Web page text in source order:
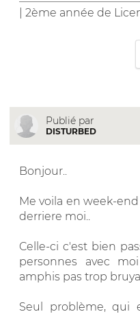
| 2ème année de
Publié par
DISTURBED
Bonjour..
Me voila en week-
derriere moi..
Celle-ci c'est bien
personnes avec
amphis pas trop
Seul problème, qui